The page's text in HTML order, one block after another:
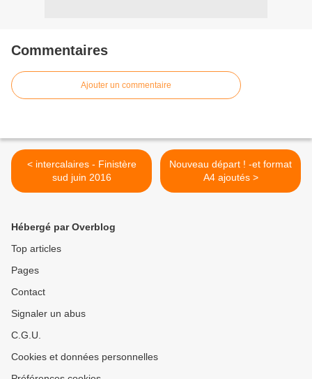
Commentaires
Ajouter un commentaire
< intercalaires - Finistère
sud juin 2016
Nouveau départ ! -et format
A4 ajoutés >
Hébergé par Overblog
Top articles
Pages
Contact
Signaler un abus
C.G.U.
Cookies et données personnelles